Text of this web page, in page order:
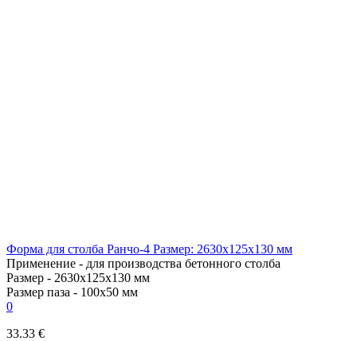
Форма для столба Ранчо-4 Размер: 2630х125х130 мм
Применение - для производства бетонного столба
Размер - 2630х125х130 мм
Размер паза - 100х50 мм
0
33.33 €